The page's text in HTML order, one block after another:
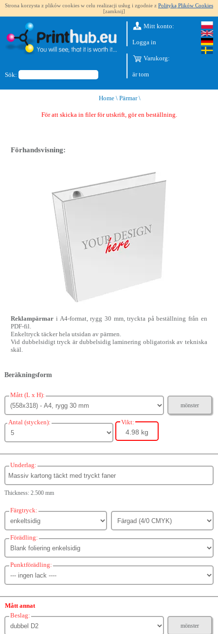
Strona korzysta z plików cookies w celu realizacji usług i zgodnie z Polityką Plików Cookies
[zamknij]
Sök:
Mitt konto:
Logga in
Varukorg:
är tom
Home \ Pärmar\
För att skicka in filer för utskrift, gör en beställning.
Förhandsvisning:
Reklampärmar i A4-format, rygg 30 mm, tryckta på beställning från en
PDF-fil.
Enkeltryck täcker hela utsidan av pärmen.
Vid dubbelsidigt tryck är dubbelsidig laminering obligatorisk av tekniska
skäl.
Beräkningsform
Mått (L x H):
mönster
Antal (stycken): Vikt:
4.98 kg
Underlag:
Thickness: 2.500 mm
Färgtryck:
Förädling:
Punktförädling:
Mått annat
Beslag:
mönster